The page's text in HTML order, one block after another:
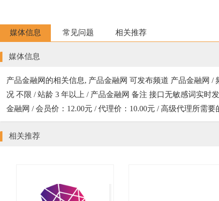
媒体信息 常见问题 相关推荐
媒体信息
产品金融网的相关信息, 产品金融网 可发布频道 产品金融网
况 不限 / 站龄 3 年以上 / 产品金融网 备注 接口无敏感词实时
金融网 / 会员价：12.00元 / 代理价：10.00元 / 高级代理所需
相关推荐